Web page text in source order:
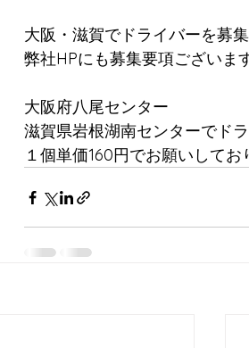
大阪・滋賀でドライバーを募集
弊社HPにも募集要項ございま
大阪府八尾センター
滋賀県岩根湖南センターでド
１個単価160円でお願いして